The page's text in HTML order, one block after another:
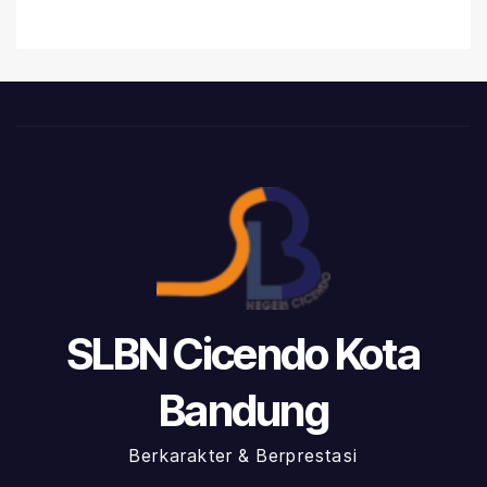
SLBN Cicendo Kota
Bandung
Berkarakter & Berprestasi